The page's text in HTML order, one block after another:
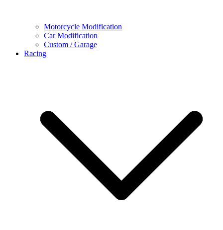
Motorcycle Modification
Car Modification
Custom / Garage
Racing